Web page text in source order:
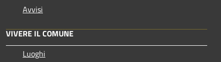
Avvisi
VIVERE IL COMUNE
Luoghi